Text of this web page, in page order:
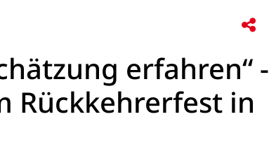
erfahren“ -
Rückkehrerfest in